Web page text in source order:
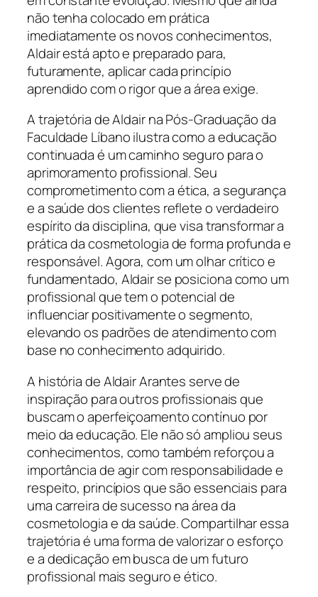
não tenha colocado em prática
imediatamente os novos conhecimentos,
Aldair está apto e preparado para,
futuramente, aplicar cada princípio
aprendido com o rigor que a área exige.
A trajetória de Aldair na Pós-Graduação da
Faculdade Líbano ilustra como a educação
continuada é um caminho seguro para o
aprimoramento profissional. Seu
comprometimento com a ética, a segurança
e a saúde dos clientes reflete o verdadeiro
espírito da disciplina, que visa transformar a
prática da cosmetologia de forma profunda e
responsável. Agora, com um olhar crítico e
fundamentado, Aldair se posiciona como um
profissional que tem o potencial de
influenciar positivamente o segmento,
elevando os padrões de atendimento com
base no conhecimento adquirido.
A história de Aldair Arantes serve de
inspiração para outros profissionais que
buscam o aperfeiçoamento contínuo por
meio da educação. Ele não só ampliou seus
conhecimentos, como também reforçou a
importância de agir com responsabilidade e
respeito, princípios que são essenciais para
uma carreira de sucesso na área da
cosmetologia e da saúde. Compartilhar essa
trajetória é uma forma de valorizar o esforço
e a dedicação em busca de um futuro
profissional mais seguro e ético.